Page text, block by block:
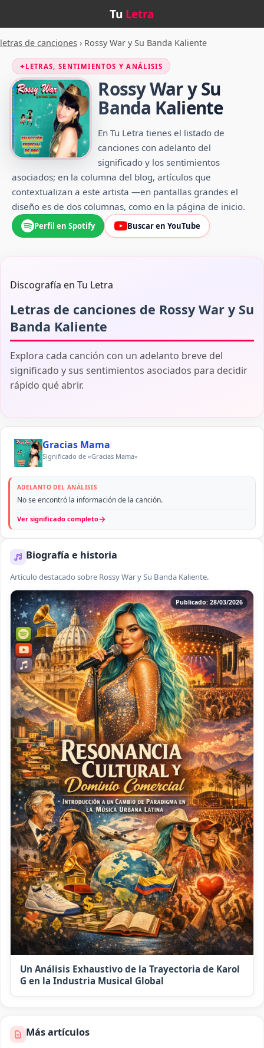
Tu Letra
letras de canciones › Rossy War y Su Banda Kaliente
✦LETRAS, SENTIMIENTOS Y ANÁLISIS
Rossy War y Su
Banda Kaliente
En Tu Letra tienes el listado de
canciones con adelanto del
significado y los sentimientos
asociados; en la columna del blog, artículos que
contextualizan a este artista —en pantallas grandes el
diseño es de dos columnas, como en la página de inicio.
Perfil en Spotify Buscar en YouTube
Discografía en Tu Letra
Letras de canciones de Rossy War y Su
Banda Kaliente
Explora cada canción con un adelanto breve del
significado y sus sentimientos asociados para decidir
rápido qué abrir.
Gracias Mama
Significado de «Gracias Mama»
ADELANTO DEL ANÁLISIS
No se encontró la información de la canción.
Ver significado completo→
Biografía e historia
Artículo destacado sobre Rossy War y Su Banda Kaliente.
Publicado: 28/03/2026
Un Análisis Exhaustivo de la Trayectoria de Karol
G en la Industria Musical Global
Más artículos